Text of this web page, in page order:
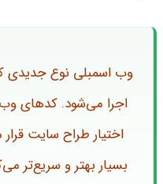
وب اسمبلی نوع جدیدی
اجرا می‌شود. کدهای وب
اختیار طراح سایت
بسیار بهتر و سریع‌تر